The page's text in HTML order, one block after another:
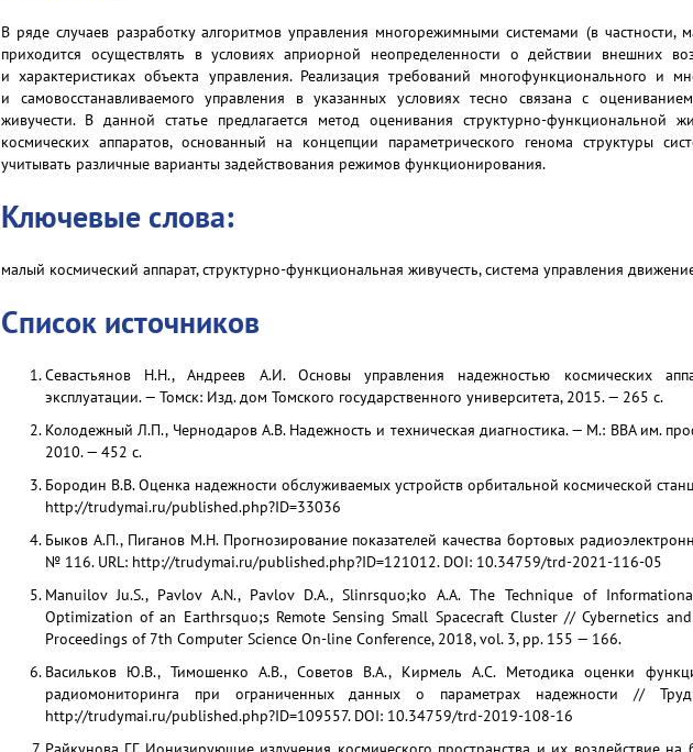
В ряде случаев разработку алгоритмов управления многорежимными системами (в частности,
приходится осуществлять в условиях априорной неопределенности о действии внешних
и характеристиках объекта управления. Реализация требований многофункционального и
и самовосстанавливаемого управления в указанных условиях тесно связана с
живучести. В данной статье предлагается метод оценивания структурно-функциональной
космических аппаратов, основанный на концепции параметрического генома структуры
учитывать различные варианты задействования режимов функционирования.
Ключевые слова:
малый космический аппарат, структурно-функциональная живучесть, система управления
Список источников
Севастьянов Н.Н., Андреев А.И. Основы управления надежностью космических
эксплуатации. — Томск: Изд. дом Томского государственного университета, 2015. — 265 с.
Колодежный Л.П., Чернодаров А.В. Надежность и техническая диагностика. — М.: ВВА им.
2010. — 452 с.
Бородин В.В. Оценка надежности обслуживаемых устройств орбитальной космической
http://trudymai.ru/published.php?ID=33036
Быков А.П., Пиганов М.Н. Прогнозирование показателей качества бортовых
№ 116. URL: http://trudymai.ru/published.php?ID=121012. DOI: 10.34759/trd-2021-116-05
Manuilov Ju.S., Pavlov A.N., Pavlov D.A., Slinrsquo;ko A.A. The Technique of
Optimization of an Earthrsquo;s Remote Sensing Small Spacecraft Cluster // Cybernetics
Proceedings of 7th Computer Science On-line Conference, 2018, vol. 3, pp. 155 — 166.
Васильков Ю.В., Тимошенко А.В., Советов В.А., Кирмель А.С. Методика оценки
радиомониторинга при ограниченных данных о параметрах надежности //
http://trudymai.ru/published.php?ID=109557. DOI: 10.34759/trd-2019-108-16